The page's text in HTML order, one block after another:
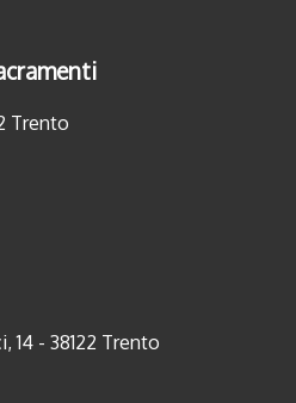
Trento
14 - 38122 Trento